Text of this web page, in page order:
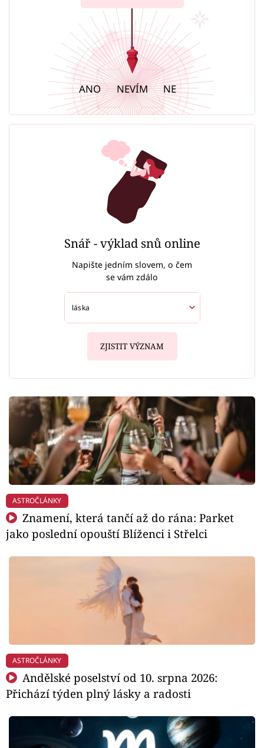
ANO NEVÍM NE
Snář - výklad snů online
Napište jedním slovem, o čem
se vám zdálo
ZJISTIT VÝZNAM
ASTROČLÁNKY
Znamení, která tančí až do rána: Parket
jako poslední opouští Blíženci i Střelci
ASTROČLÁNKY
Andělské poselství od 10. srpna 2026:
Přichází týden plný lásky a radosti